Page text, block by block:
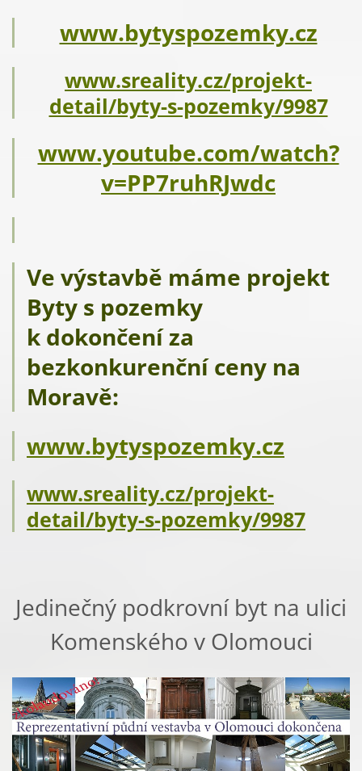
www.bytyspozemky.cz
www.sreality.cz/projekt-
detail/byty-s-pozemky/9987
www.youtube.com/watch?
v=PP7ruhRJwdc
Ve výstavbě máme projekt
Byty s pozemky
k dokončení za
bezkonkurenční ceny na
Moravě:
www.bytyspozemky.cz
www.sreality.cz/projekt-
detail/byty-s-pozemky/9987
Jedinečný podkrovní byt na ulici
Komenského v Olomouci